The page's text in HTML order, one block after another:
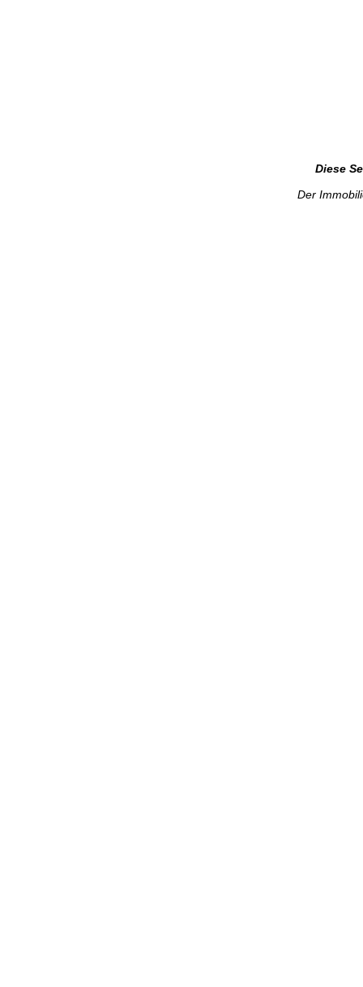
Diese
Der